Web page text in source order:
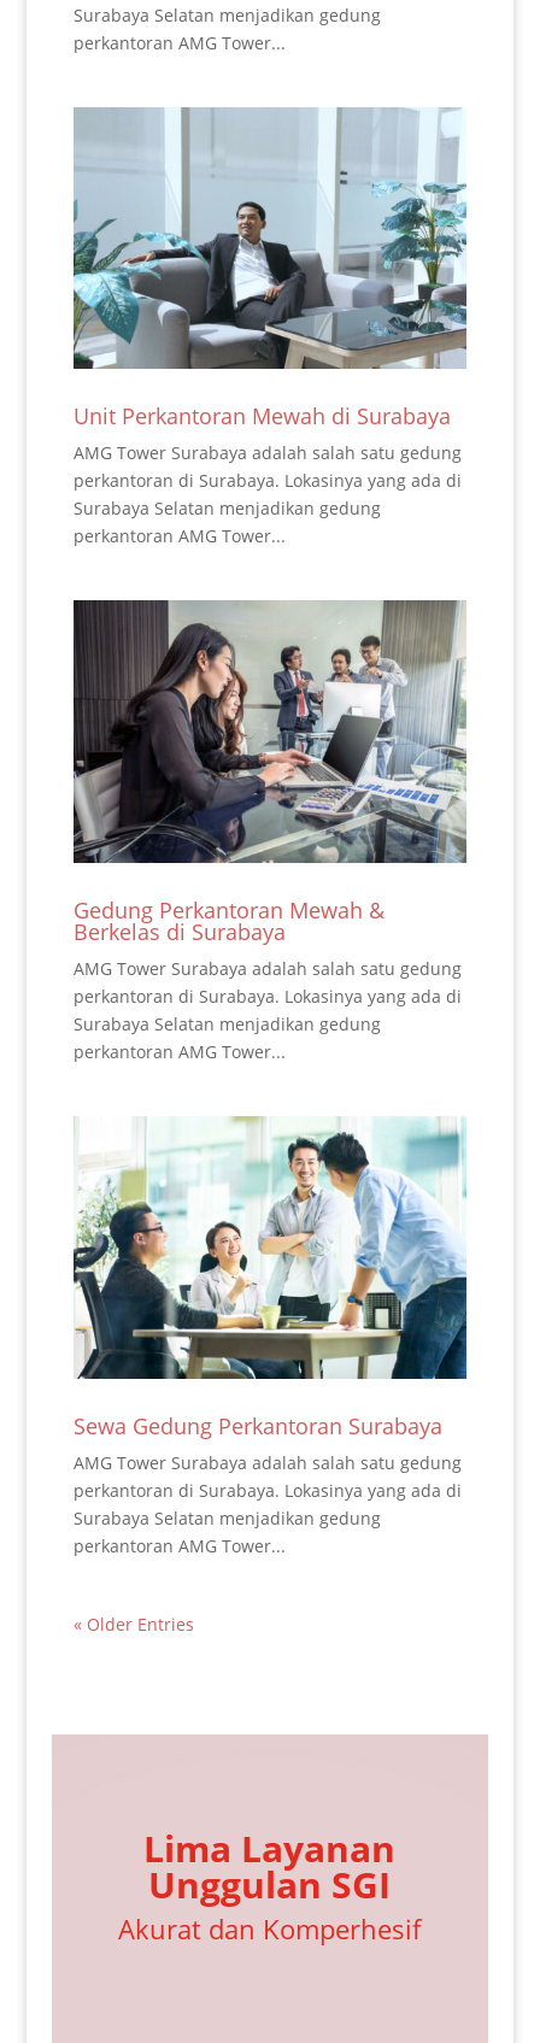
Surabaya Selatan menjadikan gedung
perkantoran AMG Tower...
Unit Perkantoran Mewah di Surabaya
AMG Tower Surabaya adalah salah satu gedung
perkantoran di Surabaya. Lokasinya yang ada di
Surabaya Selatan menjadikan gedung
perkantoran AMG Tower...
Gedung Perkantoran Mewah &
Berkelas di Surabaya
AMG Tower Surabaya adalah salah satu gedung
perkantoran di Surabaya. Lokasinya yang ada di
Surabaya Selatan menjadikan gedung
perkantoran AMG Tower...
Sewa Gedung Perkantoran Surabaya
AMG Tower Surabaya adalah salah satu gedung
perkantoran di Surabaya. Lokasinya yang ada di
Surabaya Selatan menjadikan gedung
perkantoran AMG Tower...
« Older Entries
Lima Layanan
Unggulan SGI
Akurat dan Komperhesif